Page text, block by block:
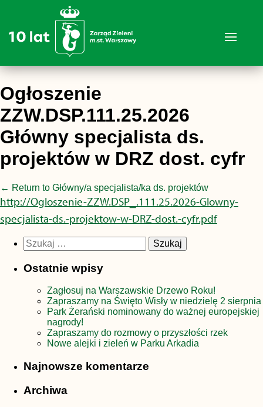
Ogłoszenie
ZZW.DSP.111.25.2026
Główny specjalista ds.
projektów w DRZ dost. cyfr
← Return to Główny/a specjalista/ka ds. projektów
http://Ogloszenie-ZZW.DSP_.111.25.2026-Glowny-
specjalista-ds.-projektow-w-DRZ-dost.-cyfr.pdf
Szukaj:
Ostatnie wpisy
Zagłosuj na Warszawskie Drzewo Roku!
Zapraszamy na Święto Wisły w niedzielę 2 sierpnia
Park Żerański nominowany do ważnej europejskiej
nagrody!
Zapraszamy do rozmowy o przyszłości rzek
Nowe alejki i zieleń w Parku Arkadia
Najnowsze komentarze
Archiwa